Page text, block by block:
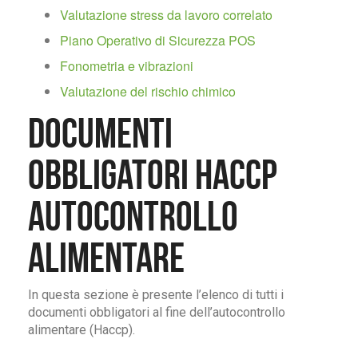
Valutazione stress da lavoro correlato
Piano Operativo di Sicurezza POS
Fonometria e vibrazioni
Valutazione del rischio chimico
Documenti
obbligatori Haccp
Autocontrollo
Alimentare
In questa sezione è presente l’elenco di tutti i
documenti obbligatori al fine dell’autocontrollo
alimentare (Haccp).